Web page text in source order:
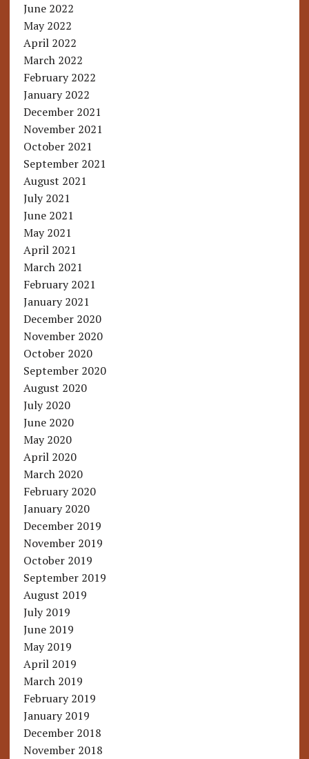
June 2022
May 2022
April 2022
March 2022
February 2022
January 2022
December 2021
November 2021
October 2021
September 2021
August 2021
July 2021
June 2021
May 2021
April 2021
March 2021
February 2021
January 2021
December 2020
November 2020
October 2020
September 2020
August 2020
July 2020
June 2020
May 2020
April 2020
March 2020
February 2020
January 2020
December 2019
November 2019
October 2019
September 2019
August 2019
July 2019
June 2019
May 2019
April 2019
March 2019
February 2019
January 2019
December 2018
November 2018